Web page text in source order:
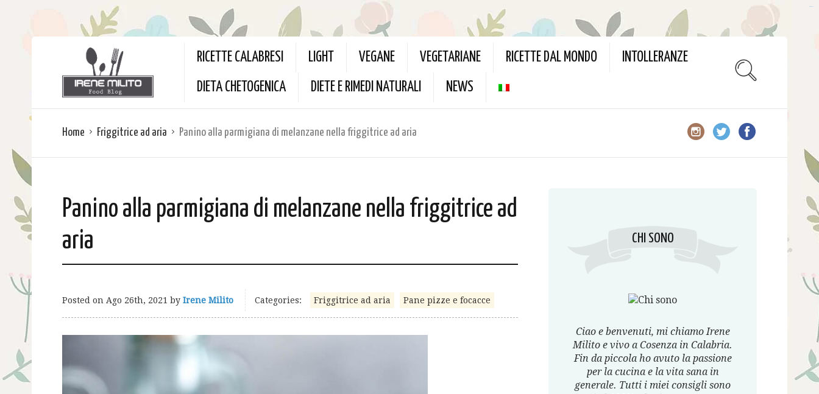
RICETTE CALABRESI LIGHT VEGANE VEGETARIANE RICETTE DAL MONDO INTOLLERANZE
DIETA CHETOGENICA DIETE E RIMEDI NATURALI NEWS
Home Friggitrice ad aria Panino alla parmigiana di melanzane nella friggitrice ad aria
Panino alla parmigiana di melanzane nella friggitrice ad
aria
Posted on Ago 26th, 2021 by Irene Milito Categories: Friggitrice ad aria Pane pizze e focacce
CHI SONO
Ciao e benvenuti, mi chiamo Irene
Milito e vivo a Cosenza in Calabria.
Fin da piccola ho avuto la passione
per la cucina e la vita sana in
generale. Tutti i miei consigli sono